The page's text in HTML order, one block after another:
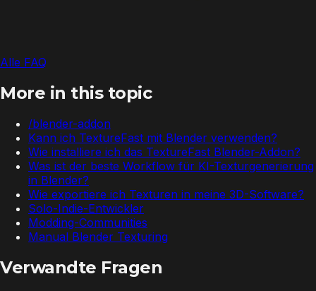
Alle FAQ
More in this topic
/blender-addon
Kann ich TextureFast mit Blender verwenden?
Wie installiere ich das TextureFast Blender-Addon?
Was ist der beste Workflow für KI-Texturgenerierung
in Blender?
Wie exportiere ich Texturen in meine 3D-Software?
Solo-Indie-Entwickler
Modding-Communities
Manual Blender Texturing
Verwandte Fragen